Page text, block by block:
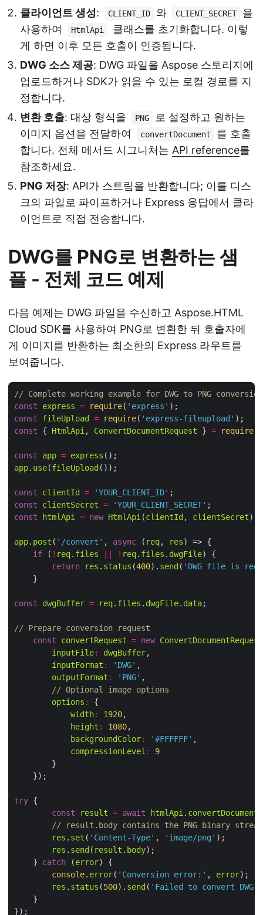
클라이언트 생성: CLIENT_ID 와 CLIENT_SECRET
을
사용하여
HtmlApi
클래스를 초기화합니다. 이렇
게 하면 이후 모든 호출이 인증됩니다.
DWG 소스 제공: DWG 파일을 Aspose 스토리지에
업로드하거나 SDK가 읽을 수 있는 로컬 경로를 지
정합니다.
변환 호출: 대상 형식을 PNG
로 설정하고 원하는
이미지 옵션을 전달하여
convertDocument
를 호출
합니다. 전체 메서드 시그니처는 API reference를
참조하세요.
PNG 저장: API가 스트림을 반환합니다; 이를 디스
크의 파일로 파이프하거나 Express 응답에서 클라
이언트로 직접 전송합니다.
DWG를 PNG로 변환하는 샘
플 - 전체 코드 예제
다음 예제는 DWG 파일을 수신하고 Aspose.HTML
Cloud SDK를 사용하여 PNG로 변환한 뒤 호출자에
게 이미지를 반환하는 최소한의 Express 라우트를
보여줍니다.
// Complete working example for DWG to PNG conversion
const
express = require( 'express'
const
fileUpload = require( 'express-fileupload'
const { HtmlApi , ConvertDocumentRequest } = require
const app = express
app. use(fileUpload
const clientId = 'YOUR_CLIENT_ID'
const
clientSecret = 'YOUR_CLIENT_SECRET'
const
htmlApi = new HtmlApi (clientId , clientSecret
app. post ( '/convert' , async ( req, res
if ( ! req. files ! req. files . dwgFile
return
res . status (400). send ( 'DWG file is
const dwgBuffer = req. files . dwgFile. data
// Prepare conversion request
const
convertRequest = new ConvertDocumentRequest
inputFile: dwgBuffer
inputFormat : 'DWG'
outputFormat : 'PNG'
// Optional image options
options :
width: 1920
height : 1080
backgroundColor: '#FFFFFF'
compressionLevel :
9
try
const
result = await htmlApi . convertDocument
// result.body contains the PNG binary stream
res . set ( 'Content-Type' , 'image/png'
res . send ( result . body
    }
catch (error
console. error( 'Conversion error:' , error
res . status (500). send ( 'Failed to convert DWG